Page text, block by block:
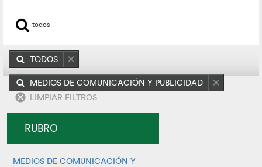
TODOS
MEDIOS DE COMUNICACIÓN Y PUBLICIDAD
LIMPIAR FILTROS
RUBRO
MEDIOS DE COMUNICACIÓN Y